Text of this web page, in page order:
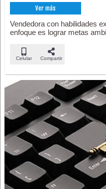
Ver más
Vendedora con habilidades
enfoque es lograr metas
Celular Compartir